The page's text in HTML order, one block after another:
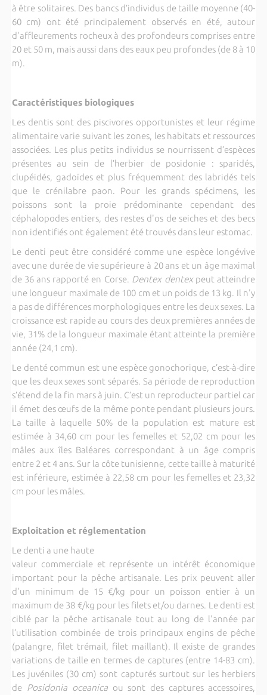
à être solitaires. Des bancs d’individus de taille moyenne (40-
60 cm) ont été principalement observés en été, autour
d'affleurements rocheux à des profondeurs comprises entre
20 et 50 m, mais aussi dans des eaux peu profondes (de 8 à 10
m).
Caractéristiques biologiques
Les dentis sont des piscivores opportunistes et leur régime
alimentaire varie suivant les zones, les habitats et ressources
associées. Les plus petits individus se nourrissent d’espèces
présentes au sein de l’herbier de posidonie : sparidés,
clupéidés, gadoïdes et plus fréquemment des labridés tels
que le crénilabre paon. Pour les grands spécimens, les
poissons sont la proie prédominante cependant des
céphalopodes entiers, des restes d'os de seiches et des becs
non identifiés ont également été trouvés dans leur estomac.
Le denti peut être considéré comme une espèce longévive
avec une durée de vie supérieure à 20 ans et un âge maximal
de 36 ans rapporté en Corse. Dentex dentexpeut atteindre
une longueur maximale de 100 cm et un poids de 13 kg. Il n'y
a pas de différences morphologiques entre les deux sexes. La
croissance est rapide au cours des deux premières années de
vie, 31% de la longueur maximale étant atteinte la première
année (24,1 cm).
Le denté commun est une espèce gonochorique, c’est-à-dire
que les deux sexes sont séparés. Sa période de reproduction
s’étend de la fin mars à juin. C’est un reproducteur partiel car
il émet des œufs de la même ponte pendant plusieurs jours.
La taille à laquelle 50% de la population est mature est
estimée à 34,60 cm pour les femelles et 52,02 cm pour les
mâles aux îles Baléares correspondant à un âge compris
entre 2 et 4 ans. Sur la côte tunisienne, cette taille à maturité
est inférieure, estimée à 22,58 cm pour les femelles et 23,32
cm pour les mâles.
Exploitation et réglementation
Le denti a une haute
valeur commerciale et représente un intérêt économique
important pour la pêche artisanale. Les prix peuvent aller
d'un minimum de 15 €/kg pour un poisson entier à un
maximum de 38 €/kg pour les filets et/ou darnes. Le denti est
ciblé par la pêche artisanale tout au long de l'année par
l’utilisation combinée de trois principaux engins de pêche
(palangre, filet trémail, filet maillant). Il existe de grandes
variations de taille en termes de captures (entre 14-83 cm).
Les juvéniles (30 cm) sont capturés surtout sur les herbiers
de Posidonia oceanica ou sont des captures accessoires,